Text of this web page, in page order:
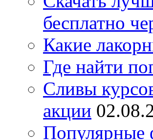
бесплатно
Какие
Где найти
Сливы
акции
Популярные